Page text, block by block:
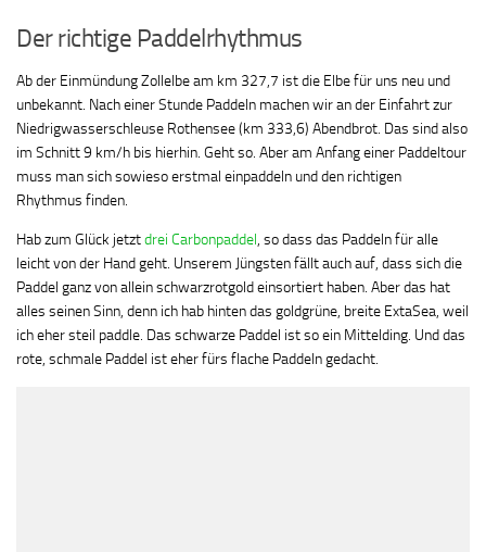
Der richtige Paddelrhythmus
Ab der Einmündung Zollelbe am km 327,7 ist die Elbe für uns neu und
unbekannt. Nach einer Stunde Paddeln machen wir an der Einfahrt zur
Niedrigwasserschleuse Rothensee (km 333,6) Abendbrot. Das sind also
im Schnitt 9 km/h bis hierhin. Geht so. Aber am Anfang einer Paddeltour
muss man sich sowieso erstmal einpaddeln und den richtigen
Rhythmus finden.
Hab zum Glück jetztdrei Carbonpaddel, so dass das Paddeln für alle
leicht von der Hand geht. Unserem Jüngsten fällt auch auf, dass sich die
Paddel ganz von allein schwarzrotgold einsortiert haben. Aber das hat
alles seinen Sinn, denn ich hab hinten das goldgrüne, breite ExtaSea, weil
ich eher steil paddle. Das schwarze Paddel ist so ein Mittelding. Und das
rote, schmale Paddel ist eher fürs flache Paddeln gedacht.